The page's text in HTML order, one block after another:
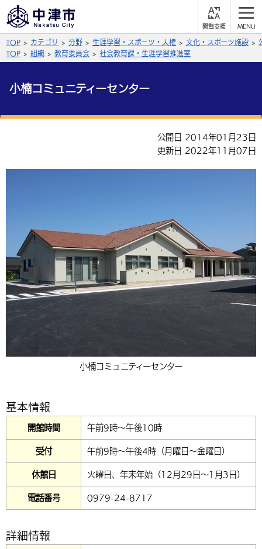
支
N
やさしい日本語
背景色
文字の大きさ
拡大 標準 縮小
言語を選択
英語（English） 中国語（簡体字）
中国語（繁体字） 韓国語（한국어）
組織案内
サイト内検索
健康・予防
税金 住宅・インフラ
環境・衛生 生涯学習・スポーツ・人権
選挙 外国人の方向け情報
入札・契約 産業・雇用
農林水産業 税金
都市整備
子育て・教育
施設情報 子どもを預ける
手当・助成
相談・支援・情報 計画・施策
観光・移住
観光なび スポットを探す
遊ぶ・体験する グルメ・食べる
買う・おみやげ
移住・定住
市政情報
中津市について 市役所の紹介
地方創生・地域活性化
行政・計画
TOP カテゴリ 分野 生涯学習・スポーツ・人権 文化・スポーツ施設
TOP
組織 教育委員会 社会教育課・生涯学習推進室
小楠コミュニティーセンター
公開日 2014年01月23日
更新日 2022年11月07日
小楠コミュニティーセンター
基本情報
開館時間 午前9時〜午後10時
受付 午前9時〜午後4時（月曜日〜金曜日）
休館日 火曜日、年末年始（12月29日〜1月3日）
電話番号 0979-24-8717
詳細情報